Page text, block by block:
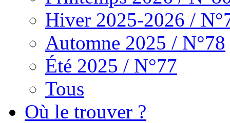
Hiver 2025-2026 /
Automne 2025 / N°78
Été 2025 / N°77
Tous
Où le trouver ?